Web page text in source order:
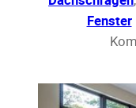
Fenster